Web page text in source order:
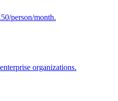
person/month.
organizations.